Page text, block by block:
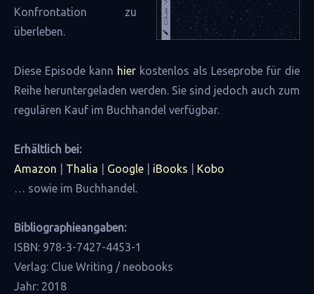
Konfrontation zu
überleben.
Diese Episode kann hier kostenlos als Leseprobe für die
Reihe heruntergeladen werden. Sie sind jedoch auch zum
regulären Kauf im Buchhandel verfügbar.
Erhältlich bei:
Amazon
Thalia Google iBooks
Kobo
… sowie im Buchhandel.
Bibliographieangaben:
ISBN: 978-3-7427-4453-1
Verlag: Clue Writing / neobooks
Jahr: 2018